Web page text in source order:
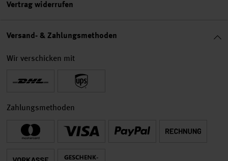
Vertrag widerrufen
Versand- & Zahlungsmethoden
Wir verschicken mit
Zahlungsmethoden